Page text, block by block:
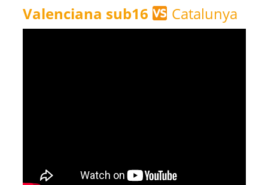
Valenciana sub16
Catalunya